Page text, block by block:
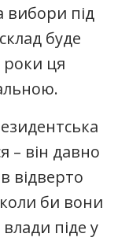
вибори під
буде
ця
– він давно
відверто
би вони
піде у